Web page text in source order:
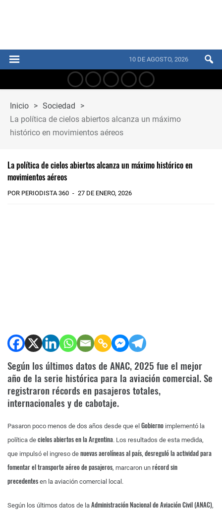
10 DE AGOSTO, 2026
Inicio > Sociedad
>
La política de cielos abiertos alcanza un máximo
histórico en movimientos aéreos
La política de cielos abiertos alcanza un máximo histórico en
movimientos aéreos
POR PERIODISTA 360 27 DE ENERO, 2026
Según los últimos datos de ANAC, 2025 fue el mejor
año de la serie histórica para la aviación comercial. Se
registraron récords en pasajeros totales,
internacionales y de cabotaje.
Pasaron poco menos de dos años desde que el Gobierno implementó la
política de cielos abiertos en la Argentina. Los resultados de esta medida,
que impulsó el ingreso de nuevas aerolíneas al país, desreguló la actividad para
fomentar el transporte aéreo de pasajeros, marcaron un récord sin
precedentes en la aviación comercial local.
Según los últimos datos de la Administración Nacional de Aviación Civil (ANAC),